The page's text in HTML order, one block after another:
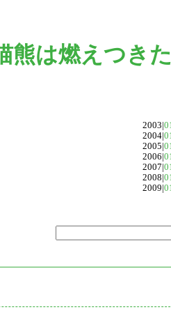
熊は燃えつき
2003|
2004|
2005|
2006|
2007|
2008|
2009|